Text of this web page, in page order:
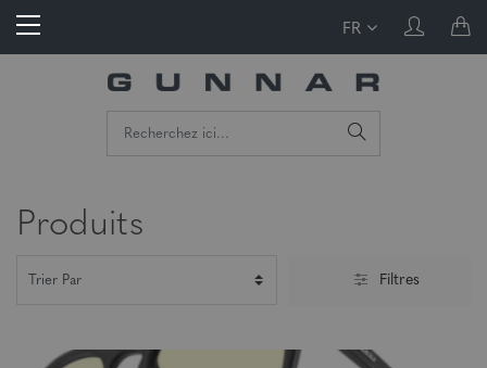
FR
Produits
Filtres